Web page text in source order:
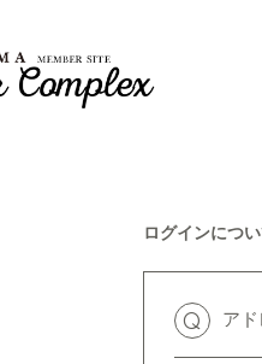
ログインにつ
Q ア